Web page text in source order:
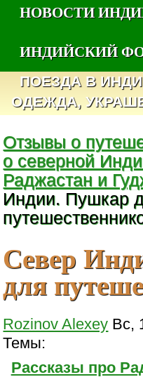
НОВОСТИ
ИНДИЙСКИЙ
ПОЕЗДА В
ОДЕЖДА,
Отзывы о
о северной
Раджастан и
Индии. Пушкар
Север
для
Rozinov Alexey Вс,
Темы:
Рассказы про